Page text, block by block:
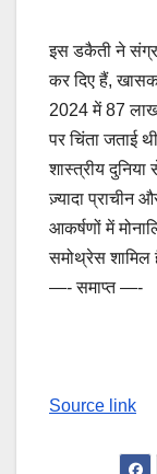
इस डकैती ने
कर दिए हैं,
2024 में 87
पर चिंता जताई
शास्त्रीय
ज़्यादा प्राचीन
आकर्षणों में
समोथ्रेस शामिल
—- समाप्त —-
Source link